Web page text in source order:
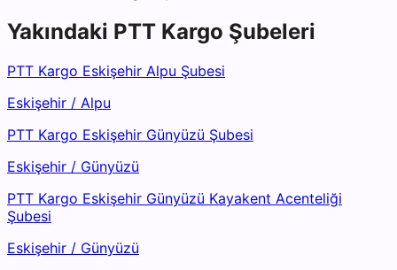
Yakındaki PTT Kargo Şubeleri
PTT Kargo Eskişehir Alpu Şubesi
Eskişehir / Alpu
PTT Kargo Eskişehir Günyüzü Şubesi
Eskişehir / Günyüzü
PTT Kargo Eskişehir Günyüzü Kayakent Acenteliği
Şubesi
Eskişehir / Günyüzü